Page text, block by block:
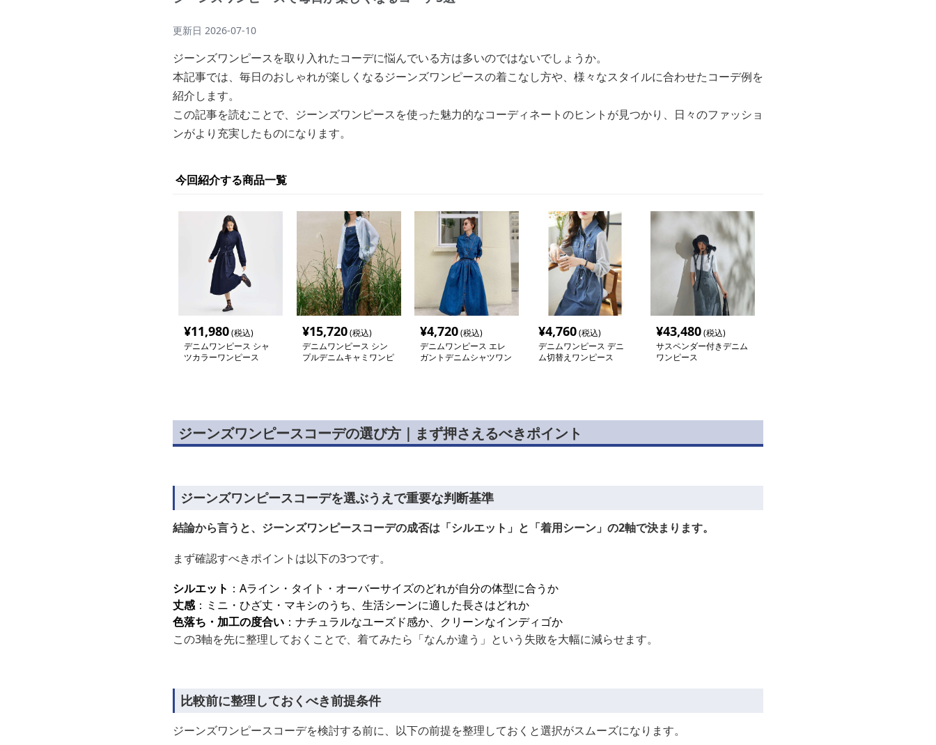
更新日 2026-07-10
ジーンズワンピースを取り入れたコーデに悩んでいる方は多いのではないでしょうか。
本記事では、毎日のおしゃれが楽しくなるジーンズワンピースの着こなし方や、様々なスタイルに合わせたコーデ例を
紹介します。
この記事を読むことで、ジーンズワンピースを使った魅力的なコーディネートのヒントが見つかり、日々のファッショ
ンがより充実したものになります。
今回紹介する商品一覧
¥11,980(税込)
デニムワンピース シャ
ツカラーワンピース
¥15,720(税込)
デニムワンピース シン
プルデニムキャミワンピ
¥4,720(税込)
デニムワンピース エレ
ガントデニムシャツワン
¥4,760(税込)
デニムワンピース デニ
ム切替えワンピース
¥43,480(税込)
サスペンダー付きデニム
ワンピース
ジーンズワンピースコーデの選び方｜まず押さえるべきポイント
ジーンズワンピースコーデを選ぶうえで重要な判断基準
結論から言うと、ジーンズワンピースコーデの成否は「シルエット」と「着用シーン」の2軸で決まります。
まず確認すべきポイントは以下の3つです。
シルエット ：Aライン・タイト・オーバーサイズのどれが自分の体型に合うか
丈感：ミニ・ひざ丈・マキシのうち、生活シーンに適した長さはどれか
色落ち・加工の度合い ：ナチュラルなユーズド感か、クリーンなインディゴか
この3軸を先に整理しておくことで、着てみたら「なんか違う」という失敗を大幅に減らせます。
比較前に整理しておくべき前提条件
ジーンズワンピースコーデを検討する前に、以下の前提を整理しておくと選択がスムーズになります。